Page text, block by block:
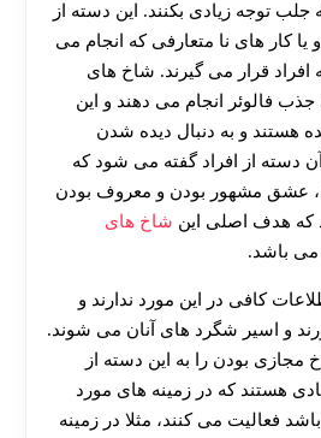
توجه زیادی بکنند. این دسته از
کار های نا متعارفی که انجام می
افراد قرار می گیرند. شاخ های
فالوئر انجام می دهند و این
هستند و به دنبال دیده شدن
دسته از افراد گفته می شود که
عشق مشهور بودن و معروف بودن
که هدف اصلی این شاخ های
باشد.
کافی در این مورد ندارند و
و اسیر شگرد های آنان می شوند.
مجازی بودن را به این دسته از
هستند که در زمینه های مورد
فعالیت می کنند، مثلا در زمینه